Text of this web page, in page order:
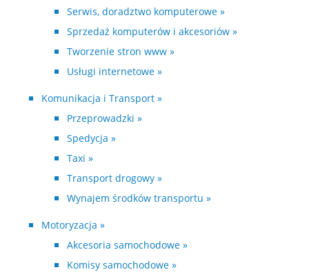
Serwis, doradztwo komputerowe »
Sprzedaż komputerów i akcesoriów »
Tworzenie stron www »
Usługi internetowe »
Komunikacja i Transport »
Przeprowadzki »
Spedycja »
Taxi »
Transport drogowy »
Wynajem środków transportu »
Motoryzacja »
Akcesoria samochodowe »
Komisy samochodowe »